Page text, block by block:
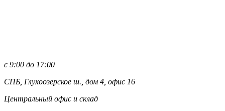
с 9:00 до 17:00
СПБ, Глухоозерское ш., дом 4, офис 16
Центральный офис и склад